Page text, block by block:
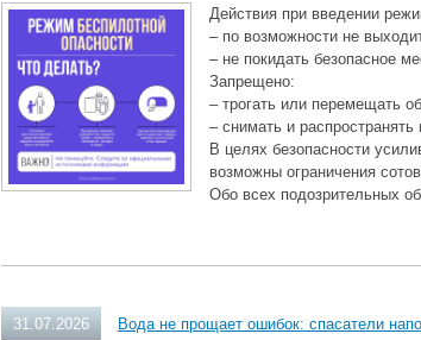
Действия при введении
– по возможности не
– не покидать безопасное
Запрещено:
– трогать или перемещать
– снимать и
В целях безопасности
возможны ограничения
Обо всех подозрительных
31.07.2026 Вода не прощает ошибок: спасатели